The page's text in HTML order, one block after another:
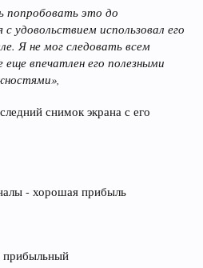
попробовать это до
удовольствием использовал его
Я не мог следовать всем
впечатлен его полезными
снимок экрана с его
- хорошая прибыль
прибыльный